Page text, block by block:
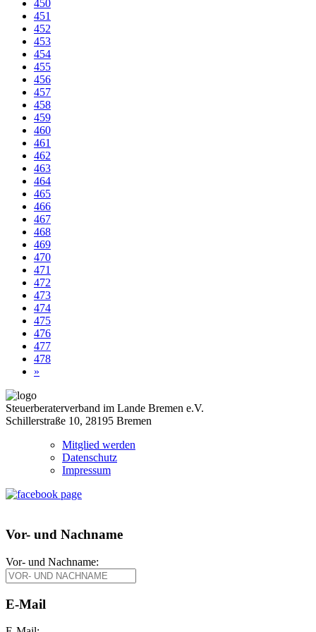
450
451
452
453
454
455
456
457
458
459
460
461
462
463
464
465
466
467
468
469
470
471
472
473
474
475
476
477
478
»
Steuerberaterverband im Lande Bremen e.V.
Schillerstraße 10, 28195 Bremen
Mitglied werden
Datenschutz
Impressum
Vor- und Nachname
Vor- und Nachname:
E-Mail